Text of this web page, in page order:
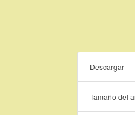
Descargar
Tamaño del